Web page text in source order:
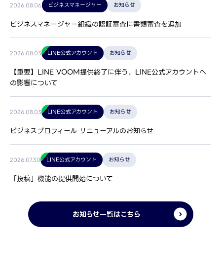
2026.08.06 ビジネスマネージャー お知らせ
ビジネスマネージャー組織の認証審査に書類審査を追加
2026.08.03 LINE公式アカウント お知らせ
【重要】LINE VOOM提供終了に伴う、LINE公式アカウントへ
の影響について
2026.08.03 LINE公式アカウント お知らせ
ビジネスプロフィール リニューアルのお知らせ
2026.07.30 LINE公式アカウント お知らせ
「投稿」機能の提供開始について
お知らせ一覧はこちら